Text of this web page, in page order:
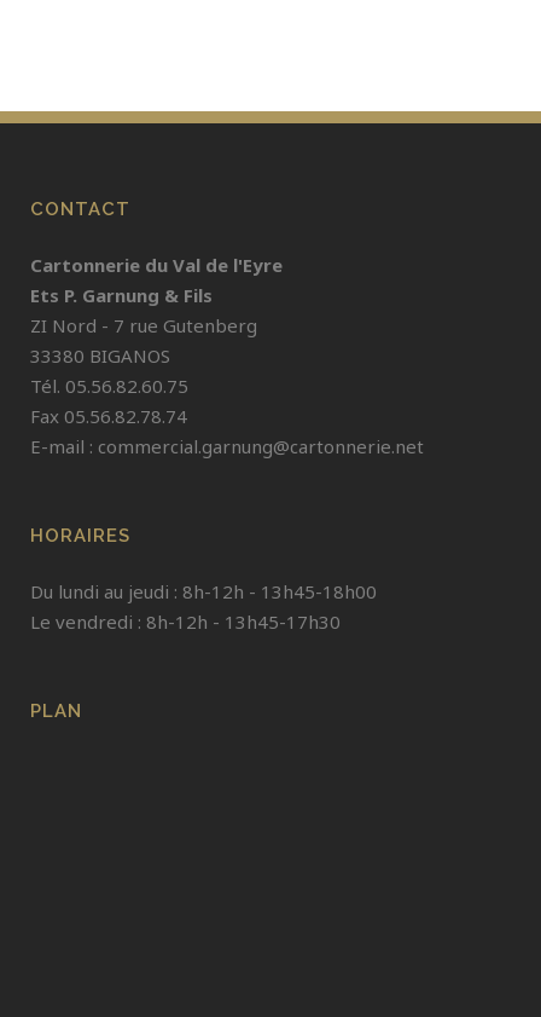
CONTACT
Cartonnerie du Val de l'Eyre
Ets P. Garnung & Fils
ZI Nord - 7 rue Gutenberg
33380 BIGANOS
Tél. 05.56.82.60.75
Fax 05.56.82.78.74
E-mail : commercial.garnung@cartonnerie.net
HORAIRES
Du lundi au jeudi : 8h-12h - 13h45-18h00
Le vendredi : 8h-12h - 13h45-17h30
PLAN